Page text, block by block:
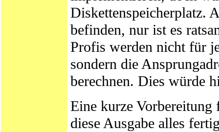
Diskettenspeicherplatz.
befinden, nur ist es
Profis werden nicht für
sondern die
berechnen. Dies würde
Eine kurze
diese Ausgabe alles